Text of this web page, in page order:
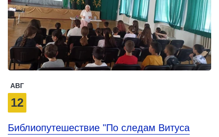
АВГ
12
Библиопутешествие "По следам Витуса